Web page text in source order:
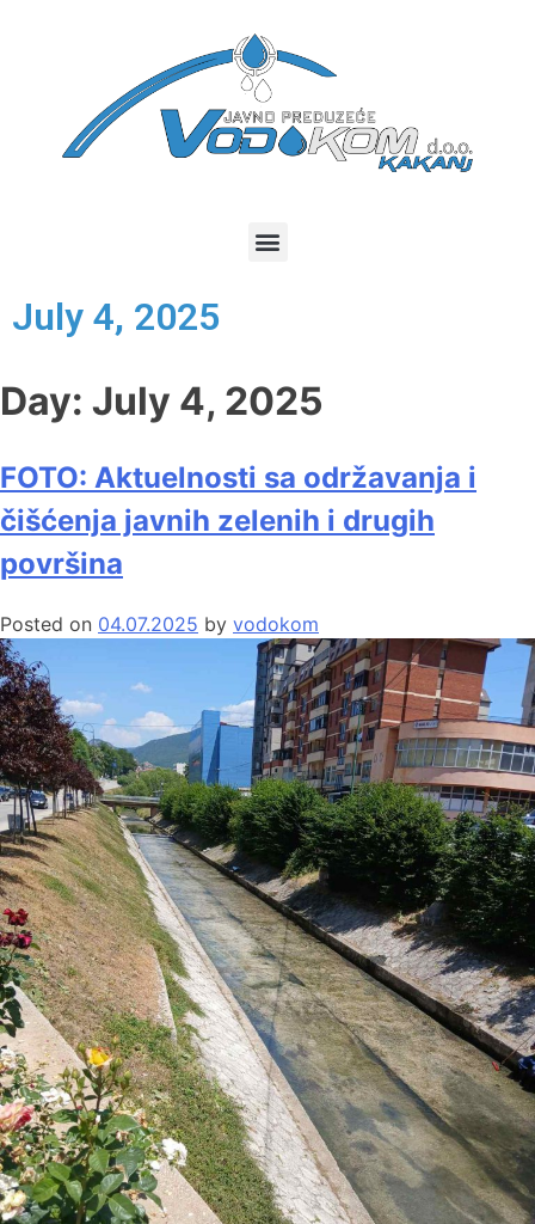
July 4, 2025
Day: July 4, 2025
FOTO: Aktuelnosti sa održavanja i
čišćenja javnih zelenih i drugih
površina
Posted on 04.07.2025 by vodokom